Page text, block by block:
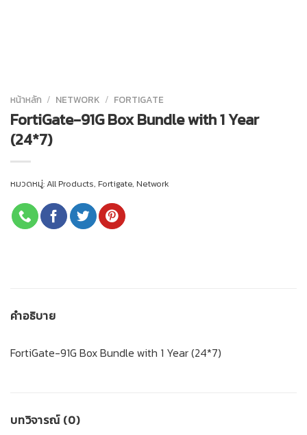
หน้าหลัก / NETWORK / FORTIGATE
FortiGate-91G Box Bundle with 1 Year
(24*7)
หมวดหมู่:All Products, Fortigate, Network
คำอธิบาย
FortiGate-91G Box Bundle with 1 Year (24*7)
บทวิจารณ์ (0)